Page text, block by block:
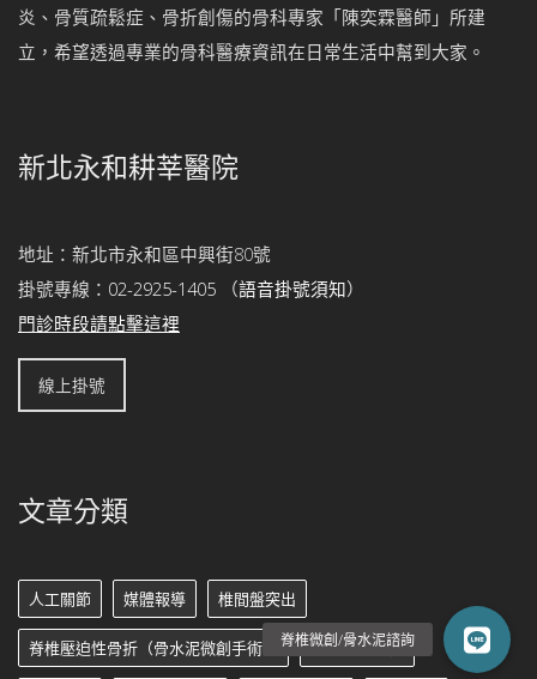
炎、骨質疏鬆症、骨折創傷的骨科專家「陳奕霖醫師」所建
立，希望透過專業的骨科醫療資訊在日常生活中幫到大家。
新北永和耕莘醫院
地址：新北市永和區中興街80號
掛號專線： 02-2925-1405 （語音掛號須知）
門診時段請點擊這裡
線上掛號
文章分類
人工關節 媒體報導 椎間盤突出
脊椎壓迫性骨折（骨水泥微創手術） 脊椎微創手術